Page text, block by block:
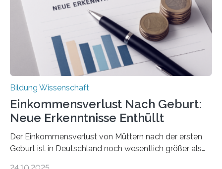
Bildung Wissenschaft
Einkommensverlust Nach Geburt:
Neue Erkenntnisse Enthüllt
Der Einkommensverlust von Müttern nach der ersten
Geburt ist in Deutschland noch wesentlich größer als